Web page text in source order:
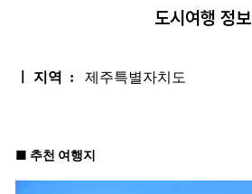
도시여행 정보
ㅣ 지역 : 제주특별자치도
■ 추천 여행지